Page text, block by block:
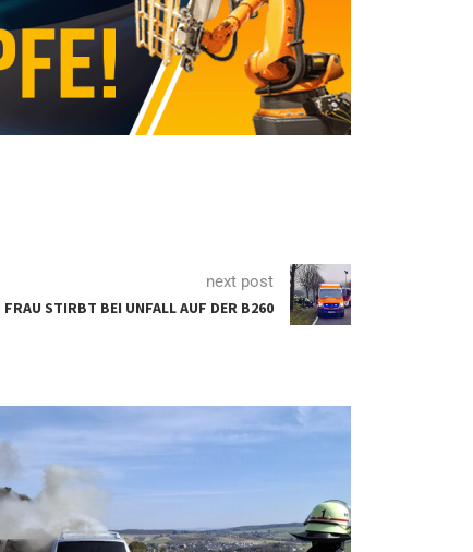
next post
FRAU STIRBT BEI UNFALL AUF DER B260